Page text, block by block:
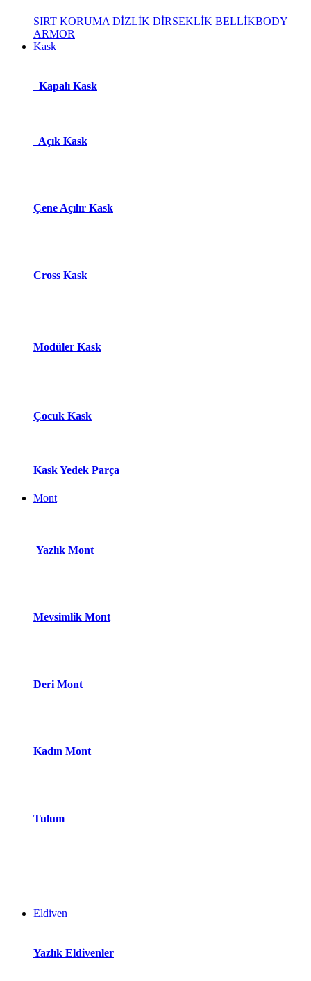
SIRT KORUMA DİZLİK DİRSEKLİK BELLİKBODY
ARMOR
Kask
Kapalı Kask
Açık Kask
Çene Açılır Kask
Cross Kask
Modüle​r Ka​s​k
Çocuk Kask
Kask Yedek Parça
Mont
Yazlık Mont
Mevsimlik Mont
Deri Mont
Kadın Mont
Tulum
Eldiven
Yazlık Eldivenler